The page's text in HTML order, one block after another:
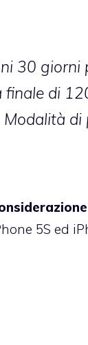
30
di
5S ed